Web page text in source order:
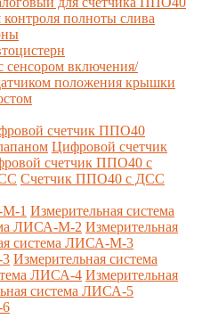
полноты слива
включения/
положения крышки
счетчик ППО40
Цифровой счетчик
счетчик ППО40 с
Счетчик ППО40 с ДСС
М-1 Измерительная система
ЛИСА-М-2 Измерительная
система ЛИСА-М-3
Измерительная система
ЛИСА-4 Измерительная
система ЛИСА-5